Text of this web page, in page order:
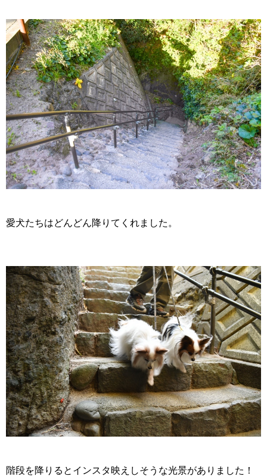
愛犬たちはどんどん降りてくれました。
階段を降りるとインスタ映えしそうな光景がありました！